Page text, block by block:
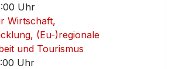
Uhr
Wirtschaft,
(Eu-)regionale
und Tourismus
Uhr